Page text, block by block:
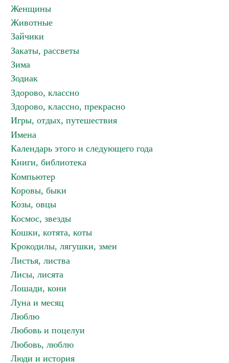
Женщины
Животные
Зайчики
Закаты, рассветы
Зима
Зодиак
Здорово, классно
Здорово, классно, прекрасно
Игры, отдых, путешествия
Имена
Календарь этого и следующего года
Книги, библиотека
Компьютер
Коровы, быки
Козы, овцы
Космос, звезды
Кошки, котята, коты
Крокодилы, лягушки, змеи
Листья, листва
Лисы, лисята
Лошади, кони
Луна и месяц
Люблю
Любовь и поцелуи
Любовь, люблю
Люди и история